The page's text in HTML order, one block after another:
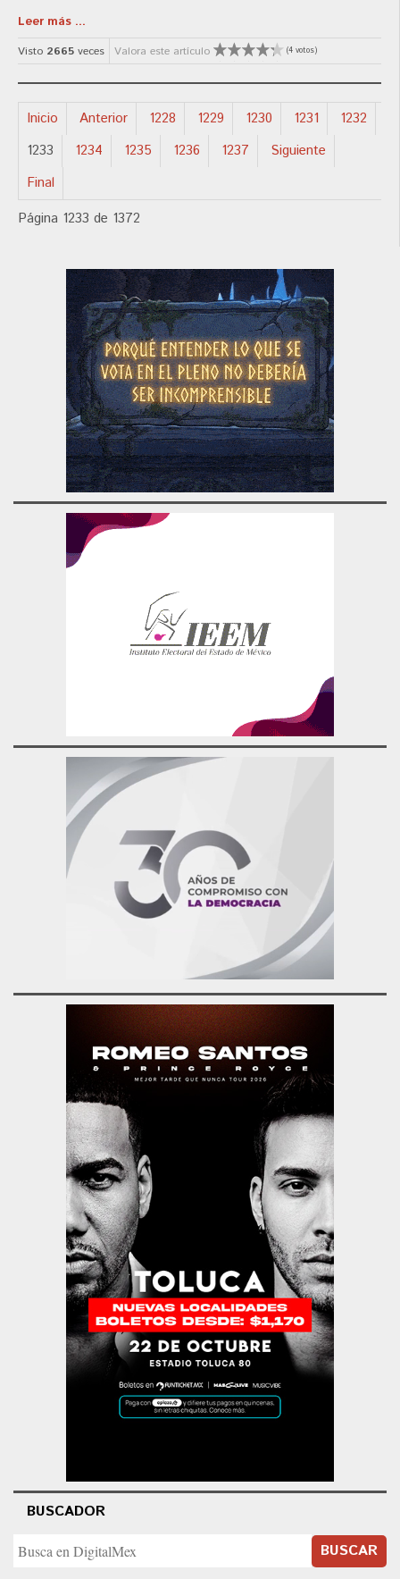
Leer más ...
Visto 2665 veces Valora este artículo (4 votos)
Inicio Anterior 1228 1229 1230 1231
1232
1233
1234 1235 1236 1237
Siguiente
Final
Página 1233 de 1372
BUSCADOR
BUSCAR